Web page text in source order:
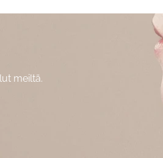
meiltä.